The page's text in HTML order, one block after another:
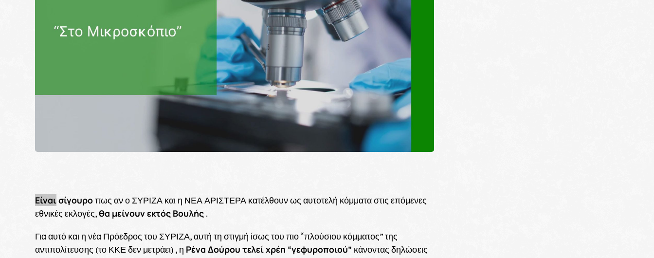
Είναισίγουροπως αν ο ΣΥΡΙΖΑ και η ΝΕΑ ΑΡΙΣΤΕΡΑ κατέλθουν ως αυτοτελή κόμματα στις επόμενες
εθνικές εκλογές,θα μείνουν εκτός Βουλής .
Για αυτό και η νέα Πρόεδρος του ΣΥΡΙΖΑ, αυτή τη στιγμή ίσως του πιο “πλούσιου κόμματος” της
αντιπολίτευσης (το ΚΚΕ δεν μετράει) , η Ρένα Δούρου τελεί χρέη “γεφυροποιού” κάνοντας δηλώσεις